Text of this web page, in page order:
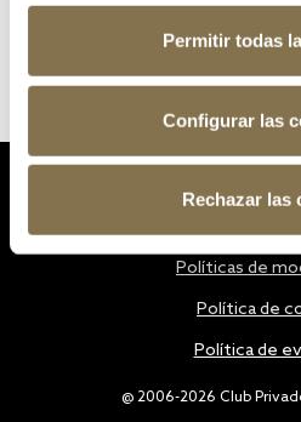
Permitir todas
Configurar las
Rechazar las
@ 2006-2026 Club
Políticas de
Política de
Política de